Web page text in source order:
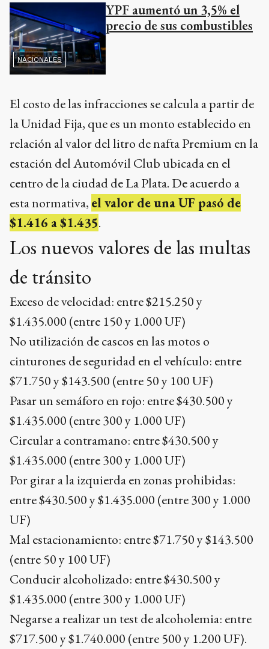
NACIONALES
YPF aumentó un 3,5% el
precio de sus combustibles
El costo de las infracciones se calcula a partir de
la Unidad Fija, que es un monto establecido en
relación al valor del litro de nafta Premium en la
estación del Automóvil Club ubicada en el
centro de la ciudad de La Plata. De acuerdo a
esta normativa, el valor de una UF pasó de
$1.416 a $1.435.
Los nuevos valores de las multas
de tránsito
Exceso de velocidad: entre $215.250 y
$1.435.000 (entre 150 y 1.000 UF)
No utilización de cascos en las motos o
cinturones de seguridad en el vehículo: entre
$71.750 y $143.500 (entre 50 y 100 UF)
Pasar un semáforo en rojo: entre $430.500 y
$1.435.000 (entre 300 y 1.000 UF)
Circular a contramano: entre $430.500 y
$1.435.000 (entre 300 y 1.000 UF)
Por girar a la izquierda en zonas prohibidas:
entre $430.500 y $1.435.000 (entre 300 y 1.000
UF)
Mal estacionamiento: entre $71.750 y $143.500
(entre 50 y 100 UF)
Conducir alcoholizado: entre $430.500 y
$1.435.000 (entre 300 y 1.000 UF)
Negarse a realizar un test de alcoholemia: entre
$717.500 y $1.740.000 (entre 500 y 1.200 UF).